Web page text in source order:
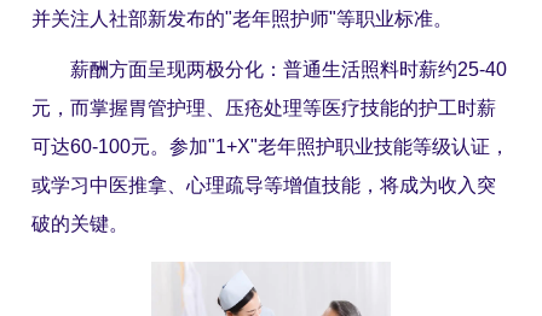
并关注人社部新发布的"老年照护师"等职业标准。
薪酬方面呈现两极分化：普通生活照料时薪约25-40
元，而掌握胃管护理、压疮处理等医疗技能的护工时薪
可达60-100元。参加"1+X"老年照护职业技能等级认证，
或学习中医推拿、心理疏导等增值技能，将成为收入突
破的关键。